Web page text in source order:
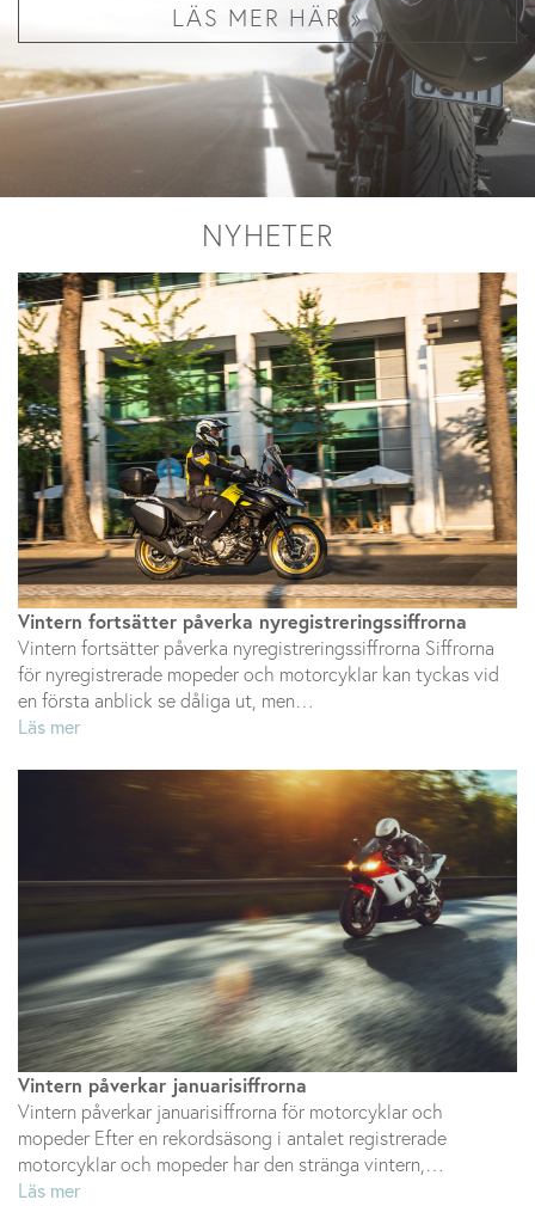
LÄS MER HÄR »
NYHETER
Vintern fortsätter påverka nyregistreringssiffrorna
Vintern fortsätter påverka nyregistreringssiffrorna Siffrorna
för nyregistrerade mopeder och motorcyklar kan tyckas vid
en första anblick se dåliga ut, men…
Läs mer
Vintern påverkar januarisiffrorna
Vintern påverkar januarisiffrorna för motorcyklar och
mopeder Efter en rekordsäsong i antalet registrerade
motorcyklar och mopeder har den stränga vintern,…
Läs mer